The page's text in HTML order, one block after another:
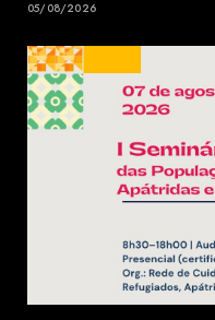
05/08/2026